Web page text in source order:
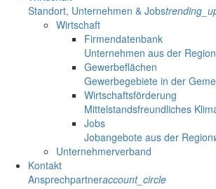
Standort, Unternehmen & Jobs
Wirtschaft
Firmendatenbank
Unternehmen aus der
Gewerbeflächen
Gewerbegebiete in der
Wirtschaftsförderung
Mittelstandsfreundliches
Jobs
Jobangebote aus der Region
Unternehmerverband
Kontakt
Ansprechpartneraccount_circle